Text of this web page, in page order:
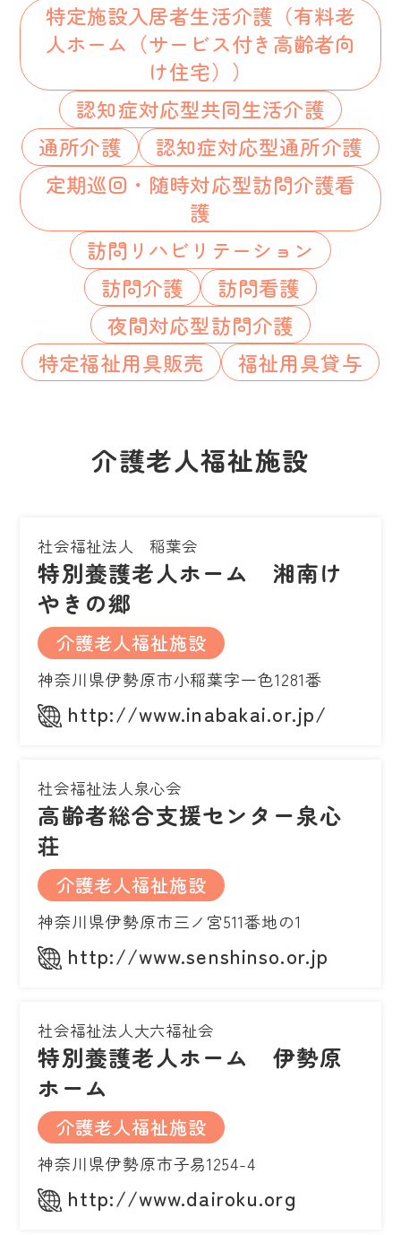
特定施設入居者生活介護（有料老
人ホーム（サービス付き高齢者向
け住宅））
認知症対応型共同生活介護
通所介護
認知症対応型通所介護
定期巡回・随時対応型訪問介護看
護
訪問リハビリテーション
訪問介護
訪問看護
夜間対応型訪問介護
特定福祉用具販売
福祉用具貸与
介護老人福祉施設
社会福祉法人 稲葉会
特別養護老人ホーム 湘南け
やきの郷
介護老人福祉施設
神奈川県伊勢原市小稲葉字一色1281番
http://www.inabakai.or.jp/
社会福祉法人泉心会
高齢者総合支援センター泉心
荘
介護老人福祉施設
神奈川県伊勢原市三ノ宮511番地の1
http://www.senshinso.or.jp
社会福祉法人大六福祉会
特別養護老人ホーム 伊勢原
ホーム
介護老人福祉施設
神奈川県伊勢原市子易1254-4
http://www.dairoku.org